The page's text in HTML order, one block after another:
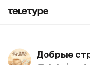
Добрые